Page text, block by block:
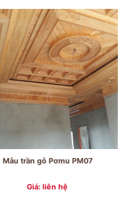
Mẫu trần gỗ Pơmu PM07
Giá: liên hệ